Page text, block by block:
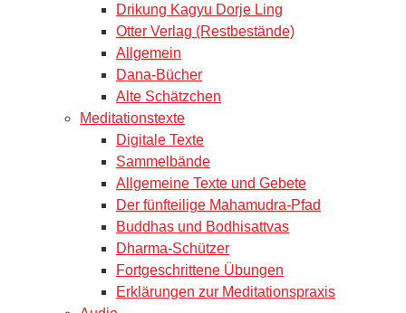
Drikung Kagyu Dorje Ling
Otter Verlag (Restbestände)
Allgemein
Dana-Bücher
Alte Schätzchen
Meditationstexte
Digitale Texte
Sammelbände
Allgemeine Texte und Gebete
Der fünfteilige Mahamudra-Pfad
Buddhas und Bodhisattvas
Dharma-Schützer
Fortgeschrittene Übungen
Erklärungen zur Meditationspraxis